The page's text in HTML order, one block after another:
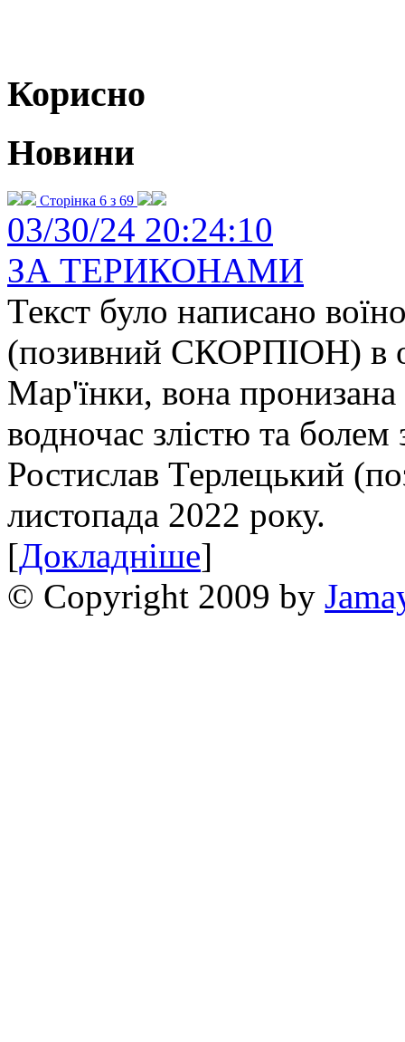
Корисно
Новини
Сторінка 6 з 69
03/30/24 20:24:10
ЗА ТЕРИКОНАМИ
Текст було написано
(позивний СКОРПІОН) в
Мар'їнки, вона
водночас злістю та
Ростислав Терлецький
листопада 2022 року.
[Докладніше]
© Copyright 2009 by